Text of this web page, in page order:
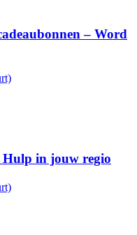
– Word
in jouw regio